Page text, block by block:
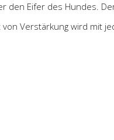
den Eifer des Hundes.
Verstärkung wird mit